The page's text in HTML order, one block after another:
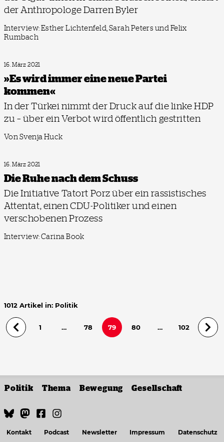
der Anthropologe Darren Byler
Interview: Esther Lichtenfeld, Sarah Peters und Felix
Rumbach
16. März 2021
»Es wird immer eine neue Partei
kommen«
In der Türkei nimmt der Druck auf die linke HDP
zu – über ein Verbot wird öffentlich gestritten
Von Svenja Huck
16. März 2021
Die Ruhe nach dem Schuss
Die Initiative Tatort Porz über ein rassistisches
Attentat, einen CDU-Politiker und einen
verschobenen Prozess
Interview: Carina Book
1012 Artikel in: Politik
1 … 78 79 80 … 102
Politik Thema Bewegung Gesellschaft
Kontakt Podcast Newsletter Impressum Datenschutz